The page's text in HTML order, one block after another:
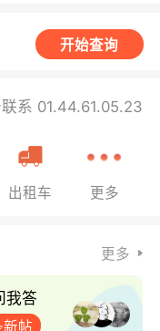
启动！
开始查询
系 01.44.61.05.23
出租车 更多
更多
我答
新帖